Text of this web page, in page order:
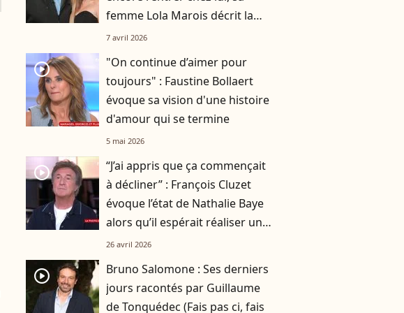
femme Lola Marois décrit la
situation
7 avril 2026
player2
"On continue d’aimer pour
toujours" : Faustine Bollaert
évoque sa vision d'une histoire
d'amour qui se termine
5 mai 2026
player2
“J’ai appris que ça commençait
à décliner” : François Cluzet
évoque l’état de Nathalie Baye
alors qu’il espérait réaliser un
dernier projet avec elle
26 avril 2026
player2
Bruno Salomone : Ses derniers
jours racontés par Guillaume
de Tonquédec (Fais pas ci, fais